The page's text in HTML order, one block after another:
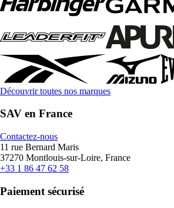
Découvrir toutes nos marques
SAV en France
Contactez-nous
11 rue Bernard Maris
37270 Montlouis-sur-Loire, France
+33 1 86 47 62 58
Paiement sécurisé